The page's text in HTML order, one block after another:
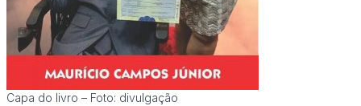
Capa do livro – Foto: divulgação